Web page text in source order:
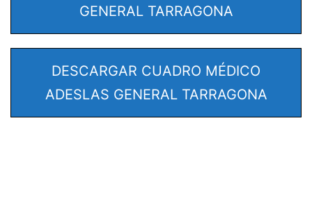
GENERAL TARRAGONA
DESCARGAR CUADRO MÉDICO
ADESLAS GENERAL TARRAGONA